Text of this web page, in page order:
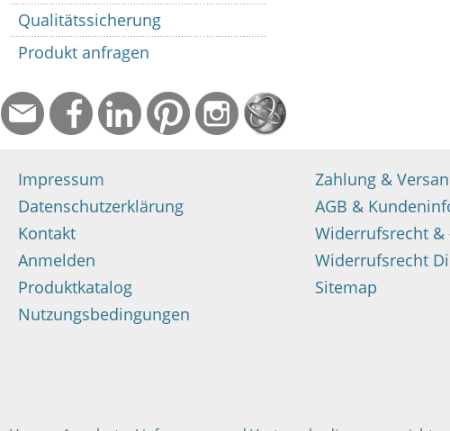
Qualitätssicherung
Produkt anfragen
Impressum
Datenschutzerklärung
Kontakt
Anmelden
Produktkatalog
Nutzungsbedingungen
Zahlung &
AGB &
Widerrufsrecht &
Widerrufsrecht
Sitemap